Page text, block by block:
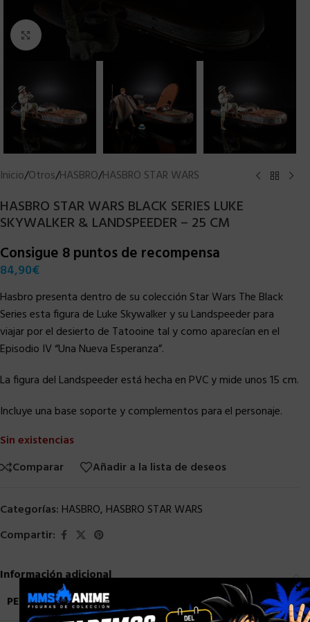
Clic para ampliar
Inicio/Otros/HASBRO/HASBRO STAR WARS
HASBRO STAR WARS BLACK SERIES LUKE
SKYWALKER & LANDSPEEDER – 25 CM
Consigue 8 puntos de recompensa
84,90€
Hasbro presenta dentro de su colección Star Wars The Black
Series esta figura de Luke Skywalker y su Landspeeder para
viajar por el desierto de Tatooine tal y como aparecían en el
Episodio IV “Una Nueva Esperanza”.
La figura del Landspeeder está hecha en PVC y mide unos 15 cm.
Incluye una base soporte y complementos para el personaje.
Sin existencias
Comparar
Añadir a la lista de deseos
Categorías: HASBRO, HASBRO STAR WARS
Compartir:
Información adicional
PESO
1,5 kg
×